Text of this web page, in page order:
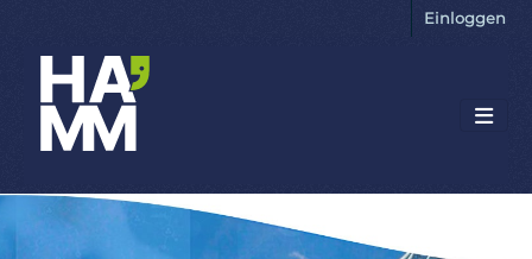
Einloggen